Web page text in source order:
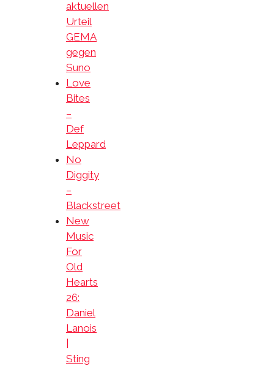
aktuellen
Urteil
GEMA
gegen
Suno
Love
Bites
–
Def
Leppard
No
Diggity
–
Blackstreet
New
Music
For
Old
Hearts
26:
Daniel
Lanois
Sting